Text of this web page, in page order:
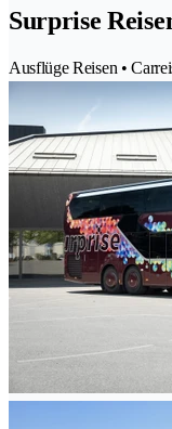
Surprise
Ausflüge Reisen •